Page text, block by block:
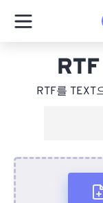
RTF를 TEXT